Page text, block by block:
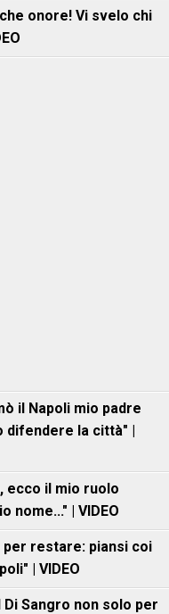
onore! Vi svelo chi
il Napoli mio padre
difendere la città" |
ecco il mio ruolo
nome..." | VIDEO
per restare: piansi coi
| VIDEO
Di Sangro non solo per